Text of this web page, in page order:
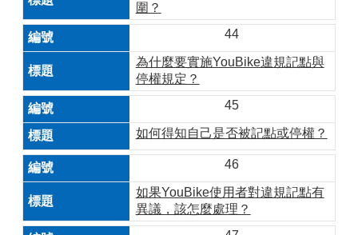
圍？
44
為什麼要實施YouBike違規記點與
停權規定？
45
如何得知自己是否被記點或停權？
46
如果YouBike使用者對違規記點有
異議，該怎麼處理？